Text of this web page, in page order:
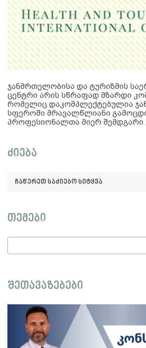
ჯანმრთელობისა და ტურიზმის
ცენტრი არის სწრაფად მზარდი
რომელიც დაკომპლექტებულია
სფეროში მრავალწლიანი
პროფესიონალთა მიერ შემდგარი
ძიება
ჩაწერეთ
საძიებო
თემები
შეთავაზებები